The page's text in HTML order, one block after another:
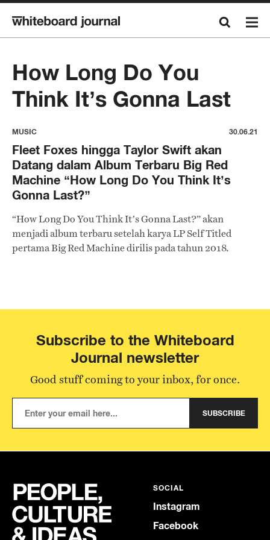
How Long Do You
Think It’s Gonna Last
MUSIC 30.06.21
Fleet Foxes hingga Taylor Swift akan
Datang dalam Album Terbaru Big Red
Machine “How Long Do You Think It’s
Gonna Last?”
“How Long Do You Think It’s Gonna Last?” akan
menjadi album terbaru setelah karya LP Self Titled
pertama Big Red Machine dirilis pada tahun 2018.
Subscribe to the Whiteboard
Journal newsletter
Good stuff coming to your inbox, for once.
SUBSCRIBE
SOCIAL
Instagram
Facebook